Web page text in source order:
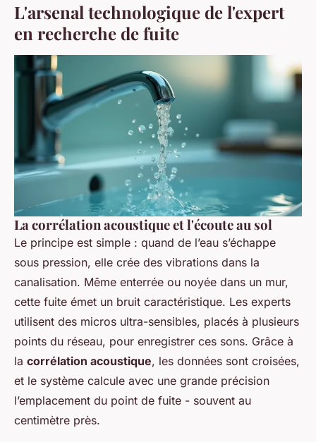
L'arsenal technologique de l'expert
en recherche de fuite
La corrélation acoustique et l'écoute au sol
Le principe est simple : quand de l’eau s’échappe
sous pression, elle crée des vibrations dans la
canalisation. Même enterrée ou noyée dans un mur,
cette fuite émet un bruit caractéristique. Les experts
utilisent des micros ultra-sensibles, placés à plusieurs
points du réseau, pour enregistrer ces sons. Grâce à
la corrélation acoustique, les données sont croisées,
et le système calcule avec une grande précision
l’emplacement du point de fuite - souvent au
centimètre près.